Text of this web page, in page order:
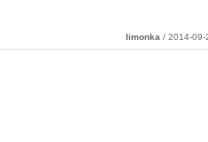
limonka / 2014-09-